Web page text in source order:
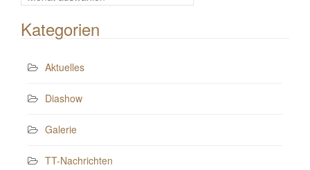
Beiträge
Kategorien
Aktuelles
Diashow
Galerie
TT-Nachrichten